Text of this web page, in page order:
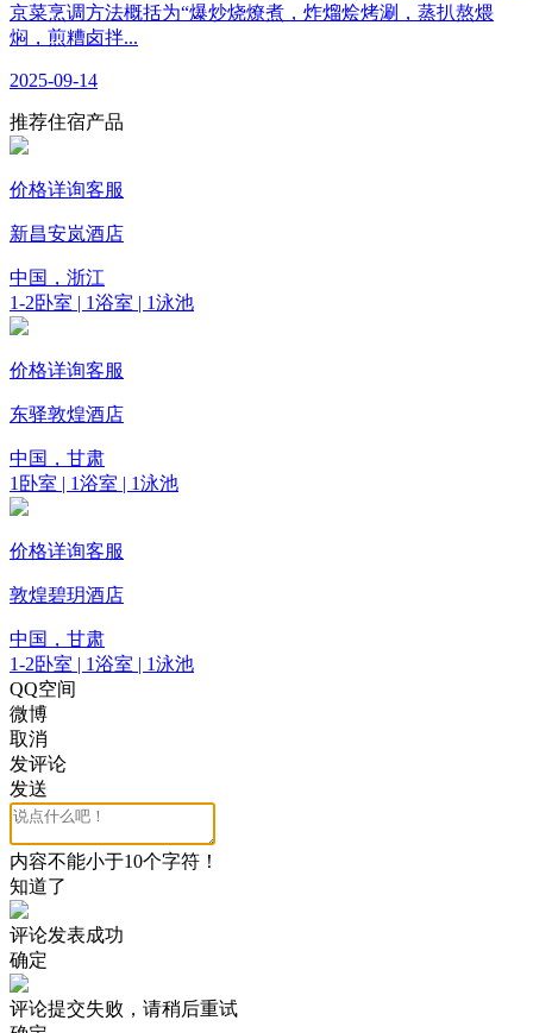
京菜烹调方法概括为“爆炒烧燎煮，炸熘烩烤涮，蒸扒熬煨
焖，煎糟卤拌...
2025-09-14
推荐住宿产品
价格详询客服
新昌安岚酒店
中国，浙江
1-2卧室 | 1浴室 | 1泳池
价格详询客服
东驿敦煌酒店
中国，甘肃
1卧室 | 1浴室 | 1泳池
价格详询客服
敦煌碧玥酒店
中国，甘肃
1-2卧室 | 1浴室 | 1泳池
QQ空间
微博
取消
发评论
发送
内容不能小于10个字符！
知道了
评论发表成功
确定
评论提交失败，请稍后重试